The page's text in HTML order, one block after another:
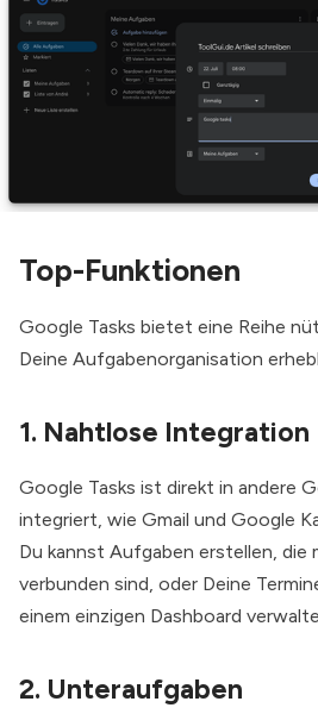
Top-Funktionen
Google Tasks bietet eine Reihe
Deine Aufgabenorganisation
1. Nahtlose Integration
Google Tasks ist direkt in andere
integriert, wie Gmail und Google
Du kannst Aufgaben erstellen, die
verbunden sind, oder Deine
einem einzigen Dashboard
2. Unteraufgaben